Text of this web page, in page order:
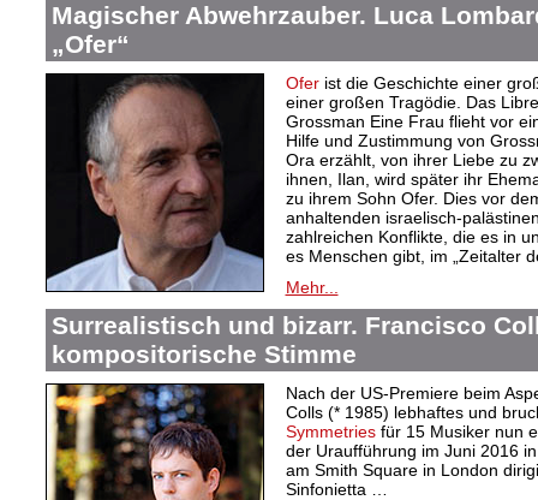
Magischer Abwehrzauber. Luca
„Ofer“
Oferist die Geschichte einer
einer großen Tragödie. Das
Grossman Eine Frau flieht vor
Hilfe und Zustimmung von
Ora erzählt, von ihrer Liebe zu
ihnen, Ilan, wird später ihr
zu ihrem Sohn Ofer. Dies vor
anhaltenden israelisch-
zahlreichen Konflikte, die es in
es Menschen gibt, im „Zeitalter
Mehr...
Surrealistisch und bizarr. Francisco
kompositorische Stimme
Nach der US-Premiere beim
Colls (* 1985) lebhaftes und
Symmetriesfür 15 Musiker nun
der Uraufführung im Juni 2016
am Smith Square in London
Sinfonietta …